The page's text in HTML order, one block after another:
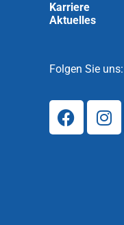
Karriere
Aktuelles
Folgen Sie uns: